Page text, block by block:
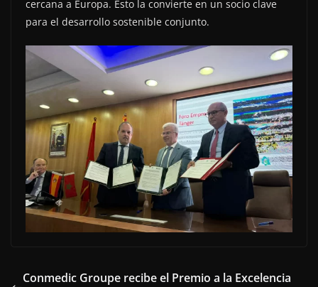
cercana a Europa. Esto la convierte en un socio clave
para el desarrollo sostenible conjunto.
Conmedic Groupe recibe el Premio a la Excelencia